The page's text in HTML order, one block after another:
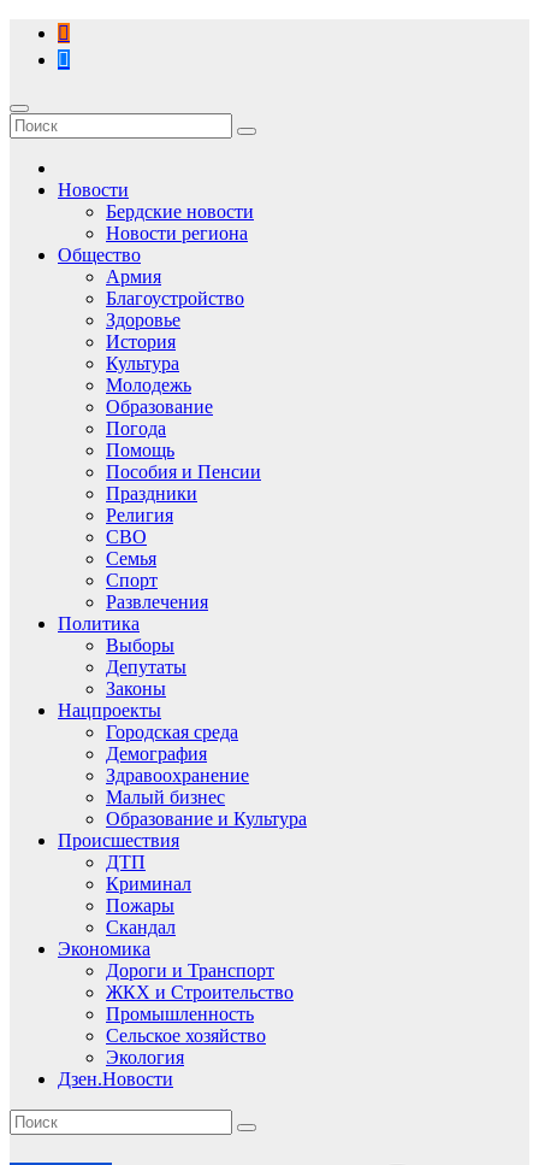
Перейти
содержимому
Новости
Бердские новости
Новости региона
Общество
Армия
Благоустройство
Здоровье
История
Культура
Молодежь
Образование
Погода
Помощь
Пособия и Пенсии
Праздники
Религия
СВО
Семья
Спорт
Развлечения
Политика
Выборы
Депутаты
Законы
Нацпроекты
Городская среда
Демография
Здравоохранение
Малый бизнес
Образование и Культура
Происшествия
ДТП
Криминал
Пожары
Скандал
Экономика
Дороги и Транспорт
ЖКХ и Строительство
Промышленность
Сельское хозяйство
Экология
Дзен.Новости